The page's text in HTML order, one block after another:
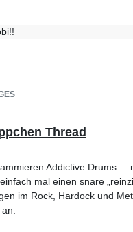
Thread
Addictive Drums
mal einen snare
im Rock, Hardock und